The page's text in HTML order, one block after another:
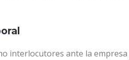
interlocutores ante la empresa